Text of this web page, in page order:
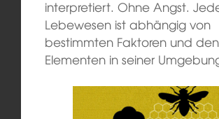
interpretiert. Ohne Angst.
Lebewesen ist abhängig von
bestimmten Faktoren und den
Elementen in seiner